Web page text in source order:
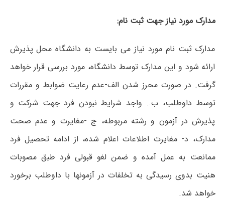
مدارک مورد نیاز جهت ثبت نام:
مدارک ثبت نام مورد نیاز می بایست به دانشگاه محل پذیرش
ارائه شود و این مدارک توسط دانشگاه، مورد بررسی قرار خواهد
گرفت. در صورت محرز شدن الف-عدم رعایت ضوابط و مقررات
توسط داوطلب، ب۔ واجد شرایط نبودن فرد جهت شرکت و
پذیرش در آزمون و رشته مربوطه، ج -مغایرت و عدم صحت
مدارک، د- مغایرت اطلاعات اعلام شده، از ادامه تحصیل فرد
ممانعت به عمل آمده و ضمن لغو قبولی فرد طبق مصوبات
هنیت بدوی رسیدگی به تخلفات در آزمونها با داوطلب برخورد
خواهد شد.